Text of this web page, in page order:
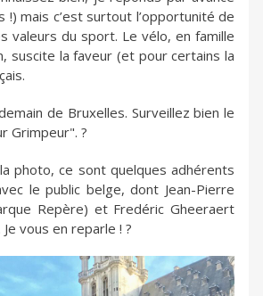
!) mais c’est surtout l’opportunité de
valeurs du sport. Le vélo, en famille
suscite la faveur (et pour certains la
de Bruxelles. Surveillez bien le
Grimpeur". ?
photo, ce sont quelques adhérents
le public belge, dont Jean-Pierre
Repère) et Fredéric Gheeraert
vous en reparle ! ?